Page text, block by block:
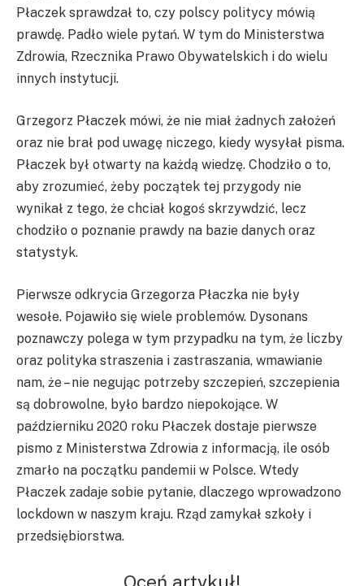
Płaczek sprawdzał to, czy polscy politycy mówią
prawdę. Padło wiele pytań. W tym do Ministerstwa
Zdrowia, Rzecznika Prawo Obywatelskich i do wielu
innych instytucji.
Grzegorz Płaczek mówi, że nie miał żadnych założeń
oraz nie brał pod uwagę niczego, kiedy wysyłał pisma.
Płaczek był otwarty na każdą wiedzę. Chodziło o to,
aby zrozumieć, żeby początek tej przygody nie
wynikał z tego, że chciał kogoś skrzywdzić, lecz
chodziło o poznanie prawdy na bazie danych oraz
statystyk.
Pierwsze odkrycia Grzegorza Płaczka nie były
wesołe. Pojawiło się wiele problemów. Dysonans
poznawczy polega w tym przypadku na tym, że liczby
oraz polityka straszenia i zastraszania, wmawianie
nam, że – nie negując potrzeby szczepień, szczepienia
są dobrowolne, było bardzo niepokojące. W
październiku 2020 roku Płaczek dostaje pierwsze
pismo z Ministerstwa Zdrowia z informacją, ile osób
zmarło na początku pandemii w Polsce. Wtedy
Płaczek zadaje sobie pytanie, dlaczego wprowadzono
lockdown w naszym kraju. Rząd zamykał szkoły i
przedsiębiorstwa.